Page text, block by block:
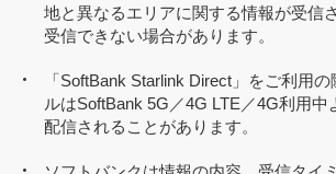
地と異なるエリアに関する情報が受信
受信できない場合があります。
「SoftBank Starlink Direct」をご利用
ルはSoftBank 5G／4G LTE／4G利用中
配信されることがあります。